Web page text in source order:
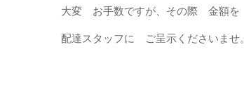
大変 お手数ですが、その際 金額を
配達スタッフに ご呈示くださいませ。